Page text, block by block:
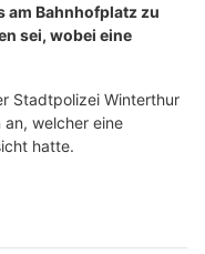
am Bahnhofplatz zu
sei, wobei eine
Stadtpolizei Winterthur
welcher eine
hatte.